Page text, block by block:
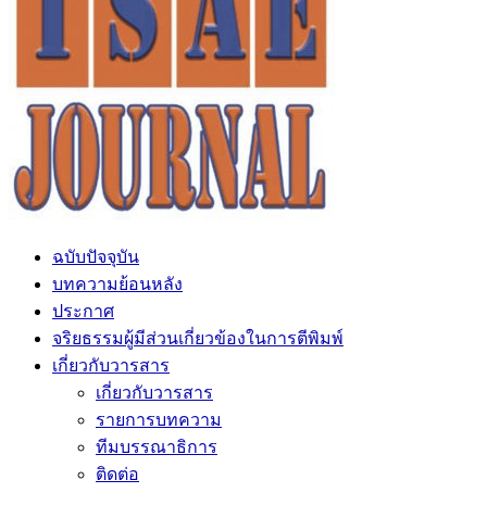
ฉบับปัจจุบัน
บทความย้อนหลัง
ประกาศ
จริยธรรมผู้มีส่วนเกี่ยวข้องในการตีพิมพ์
เกี่ยวกับวารสาร
เกี่ยวกับวารสาร
รายการบทความ
ทีมบรรณาธิการ
ติดต่อ